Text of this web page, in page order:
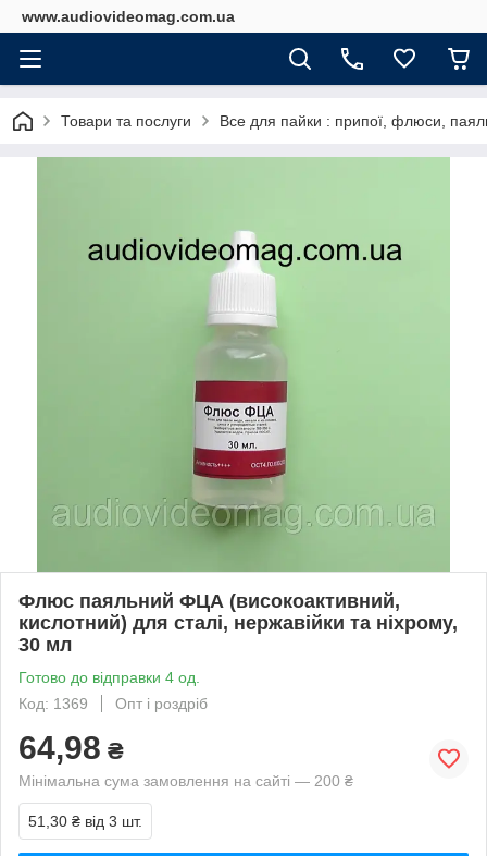
www.audiovideomag.com.ua
Товари та послуги Все для пайки : припої, флюси,
Флюс паяльний ФЦА (високоактивний,
кислотний) для сталі, нержавійки та ніхрому,
30 мл
Готово до відправки 4 од.
Код: 1369
Опт і роздріб
64,98 ₴
Мінімальна сума замовлення на сайті — 200 ₴
51,30 ₴ від 3 шт.